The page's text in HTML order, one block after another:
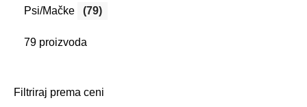
Psi/Mačke (79)
79 proizvoda
Filtriraj prema ceni